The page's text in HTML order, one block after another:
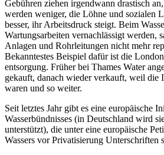
Gebühren ziehen irgendwann drastisch
werden weniger, die Löhne und sozialen
besser, ihr Arbeitsdruck steigt. Beim
Wartungsarbeiten vernachlässigt werden,
Anlagen und Rohrleitungen nicht mehr
Bekanntestes Beispiel dafür ist die
entsorgung. Früher bei Thames Water
gekauft, danach wieder verkauft, weil die
waren und so weiter.
Seit letztes Jahr gibt es eine europäische
Wasserbündnisses (in Deutschland wird
unterstützt), die unter eine europäische
Wassers vor Privatisierung Unterschriften